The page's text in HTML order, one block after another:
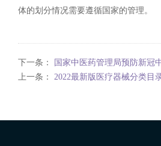
体的划分情况需要遵循国家的管理。
下一条：
国家中医药管理局预防新冠
上一条： 2022最新版医疗器械分类目